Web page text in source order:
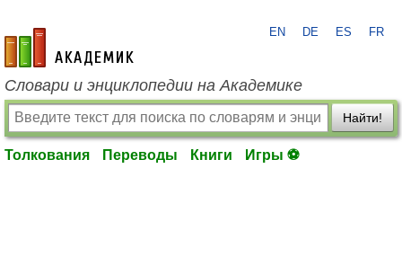
academic.ru
EN DE ES FR
Словари и энциклопедии на Академике
Найти!
Толкования Переводы Книги Игры ⚽